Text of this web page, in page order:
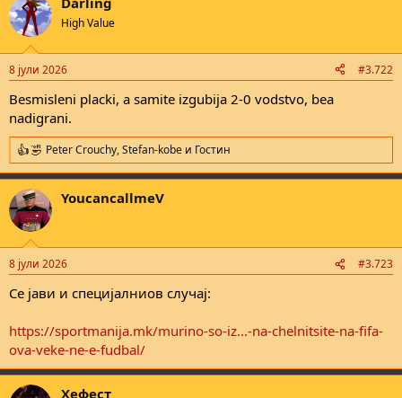
c
t
i
n
s
High Value
8 јули 2026 #3.722
Besmisleni placki, a samite izgubija 2-0 vodstvo, bea
nadigrani.
R
e
a
c
t
i
n
s
Pеtеr Crоuchy,Stefan-kobe и Гостин
YoucancallmeV
8 јули 2026 #3.723
Се јави и специјалниов случај:
https://sportmanija.mk/murino-so-iz...-na-chelnitsite-na-fifa-
ova-veke-ne-e-fudbal/
Хефест